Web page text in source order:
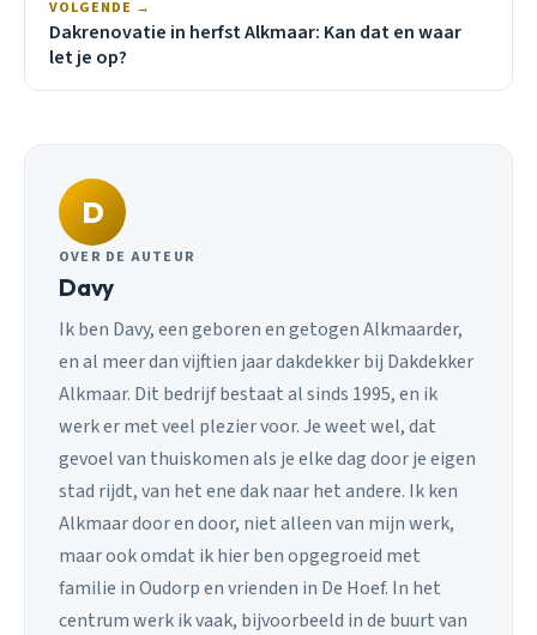
VOLGENDE →
Dakrenovatie in herfst Alkmaar: Kan dat en waar
let je op?
D
OVER DE AUTEUR
Davy
Ik ben Davy, een geboren en getogen Alkmaarder,
en al meer dan vijftien jaar dakdekker bij Dakdekker
Alkmaar. Dit bedrijf bestaat al sinds 1995, en ik
werk er met veel plezier voor. Je weet wel, dat
gevoel van thuiskomen als je elke dag door je eigen
stad rijdt, van het ene dak naar het andere. Ik ken
Alkmaar door en door, niet alleen van mijn werk,
maar ook omdat ik hier ben opgegroeid met
familie in Oudorp en vrienden in De Hoef. In het
centrum werk ik vaak, bijvoorbeeld in de buurt van